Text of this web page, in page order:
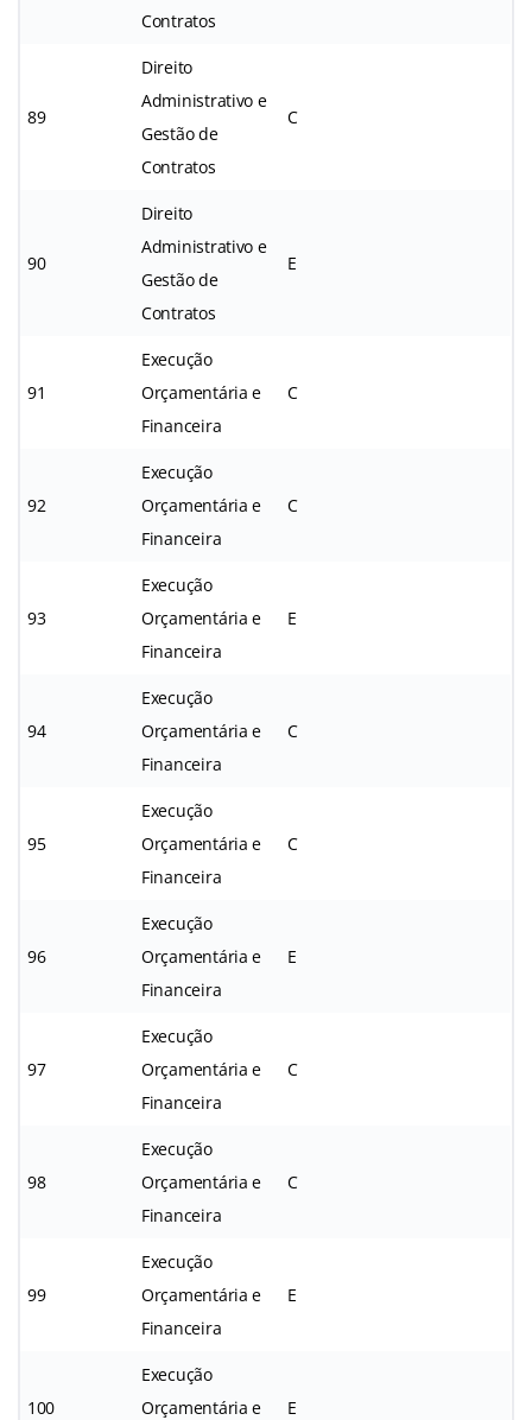
Contratos
89
Direito
Administrativo e
Gestão de
Contratos
C
90
Direito
Administrativo e
Gestão de
Contratos
E
91
Execução
Orçamentária e
Financeira
C
92
Execução
Orçamentária e
Financeira
C
93
Execução
Orçamentária e
Financeira
E
94
Execução
Orçamentária e
Financeira
C
95
Execução
Orçamentária e
Financeira
C
96
Execução
Orçamentária e
Financeira
E
97
Execução
Orçamentária e
Financeira
C
98
Execução
Orçamentária e
Financeira
C
99
Execução
Orçamentária e
Financeira
E
100
Execução
Orçamentária e
E